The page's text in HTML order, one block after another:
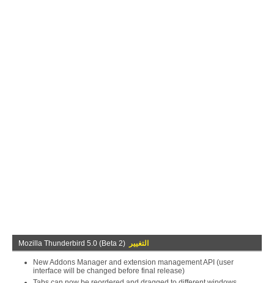
Mozilla Thunderbird 5.0 (Beta 2) التغيير
New Addons Manager and extension management API (user
interface will be changed before final release)